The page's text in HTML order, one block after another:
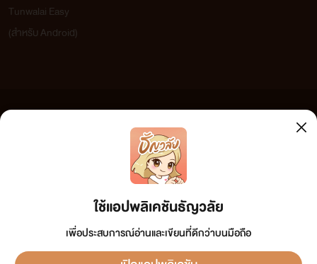
www.mebmarket.com
อย่างกับเขาจะหยุดอย่างนั้นแหละ ไม่มีทางเสียหรอก ของดีแบบนี้
ปล่อยไปก็หม_แล้ว ตอนนี้เขาเองก็เจ็บไม่แพ้เธอหรอก ก็ในเมื่อ
ภายในหล่อนกำลังตอดรัดเขาจนต้องกระตุกเกร็งร่างด้วยความ
อดทนอดกลั้น “อึก! ฉันเจ็บ! ได้โปรด...ได้โปรดปล่อยฉันไปเถอะ
นะคุณเหรียญชัย อึก! อะ! ฮือ!”ใช้แอปพลิเคชันธัญวลัย
เพื่อประสบการณ์อ่านและเขียนที่ดีกว่าบนมือถือ
Tunwalai Easy
(สำหรับ Android)
เว็บไซต์แห่งนี้ไม่ได้เห็นด้วยและไม่ขอรับผิดชอบต่อข้อความใดๆ ทั้งสิ้น ดังนั้นผู้อ่านทุกท่านโปรดใช้
วิจารณญาณในการกลั่นกรองด้วยตนเอง และหากท่านพบข้อความใดๆ ที่ขัดต่อกฎหมายและศีลธรรม
กรุณาแจ้งมาที่ tunwalai@ookbee.com เพื่อทีมงานจะได้ดำเนินการในทันที ทั้งนี้ ทางเว็บไซต์ขอสงวน
ลิขสิทธิ์ตามพระราชบัญญัติลิขสิทธิ์ (ฉบับเพิ่มเติม) พ.ศ.2558